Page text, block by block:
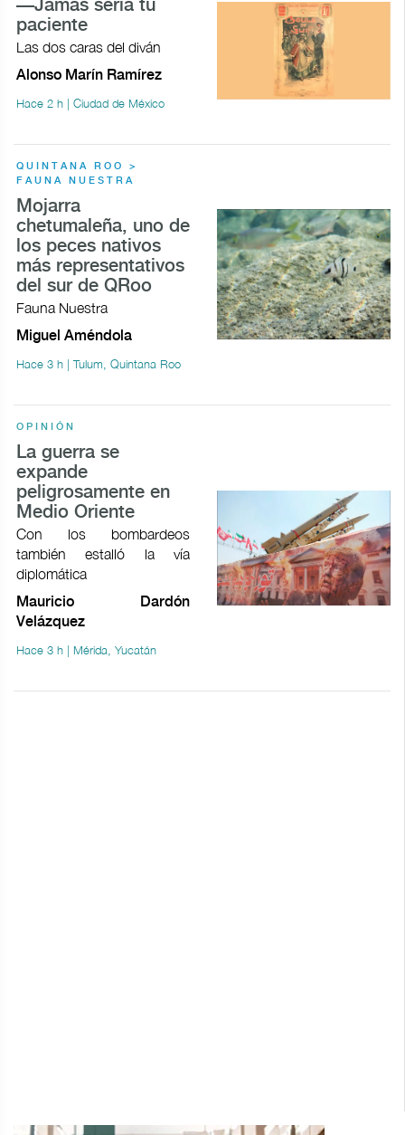
—Jamás sería tu
paciente
Las dos caras del diván
Alonso Marín Ramírez
Hace 2 h | Ciudad de México
QUINTANA ROO >
FAUNA NUESTRA
Mojarra
chetumaleña, uno de
los peces nativos
más representativos
del sur de QRoo
Fauna Nuestra
Miguel Améndola
Hace 3 h | Tulum, Quintana Roo
OPINIÓN
La guerra se
expande
peligrosamente en
Medio Oriente
Con los bombardeos
también estalló la vía
diplomática
Mauricio Dardón
Velázquez
Hace 3 h | Mérida, Yucatán